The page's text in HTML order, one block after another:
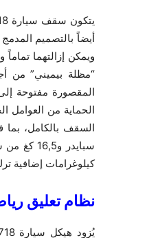
أيضاً بالتصميم
ويمكن إزالتهما
“مظلة بيميني” من
المقصورة مفتوحة
الحماية من العوامل
كيلوغرامات إضافية
نظام